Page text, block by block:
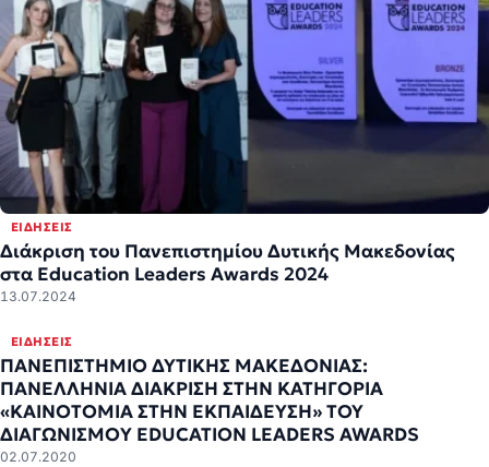
ΕΙΔΉΣΕΙΣ
Διάκριση του Πανεπιστημίου Δυτικής Μακεδονίας
στα Education Leaders Awards 2024
13.07.2024
ΕΙΔΉΣΕΙΣ
ΠΑΝΕΠΙΣΤHΜΙΟ ΔΥΤΙΚHΣ ΜΑΚΕΔΟΝIΑΣ:
ΠΑΝΕΛΛHΝΙΑ ΔΙAΚΡΙΣΗ ΣΤΗΝ ΚΑΤΗΓΟΡIΑ
«ΚΑΙΝΟΤΟΜIΑ ΣΤΗΝ ΕΚΠΑIΔΕΥΣΗ» ΤΟΥ
ΔΙΑΓΩΝΙΣΜΟY EDUCATION LEADERS AWARDS
02.07.2020